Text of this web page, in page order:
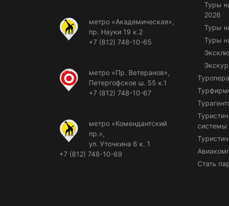
метро «Академическая»,
пр. Науки 19 к.2
+7 (812) 748-10-65
метро «Пр. Ветеранов»,
Петергофское ш. 55 к.1
+7 (812) 748-10-67
метро «Комендантский
пр.»,
ул. Уточкина 6 к. 1
+7 (812) 748-10-69
Туры
2026
Туры
Туры
системы
Стать